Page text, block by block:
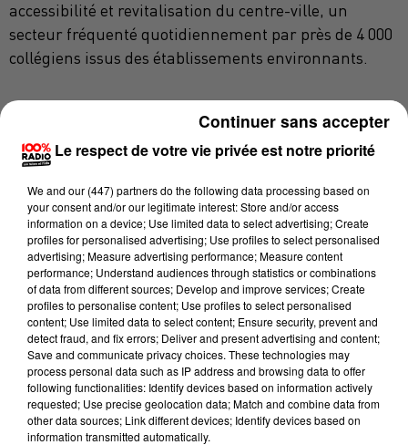
accessibilité et revitalisation du centre-ville, un
secteur fréquenté quotidiennement par près de 4 000
collégiens issus des établissements environnants.
Cette nouvelle gare routière constitue la première
phase du pôle d’échange multimodal porté par
Carcassonne Agglo. L’objectif : mieux organiser les
transports et encourager l’usage des transports en
commun.
« Nous allons faire un effort sur les abonnements pour
favoriser la mobilité. Avec un abonnement à 15 euros,
tous les moins de 25 ans pourront circuler en illimité sur
l’ensemble du réseau de l’Agglo. (…) C’est un pas de plus
vers la gratuité, afin que la jeunesse puisse se déplacer
facilement sur l’agglomération », explique Régis
Banquet, président de Carcassonne Agglo.
DERNIÈRES ACTUALITÉS
Le respect de votre vie privée est notre priorité
We and our (447) partnersdo the following data processing based on
your consent and/or our legitimate interest: Store and/or access
information on a device; Use limited data to select advertising; Create
profiles for personalised advertising; Use profiles to select personalised
advertising; Measure advertising performance; Measure content
performance; Understand audiences through statistics or combinations
of data from different sources; Develop and improve services; Create
profiles to personalise content; Use profiles to select personalised
content; Use limited data to select content; Ensure security, prevent and
detect fraud, and fix errors; Deliver and present advertising and content;
Save and communicate privacy choices. These technologies may
process personal data such as IP address and browsing data to offer
following functionalities: Identify devices based on information actively
requested; Use precise geolocation data; Match and combine data from
other data sources; Link different devices; Identify devices based on
information transmitted automatically.
Continuer sans accepter